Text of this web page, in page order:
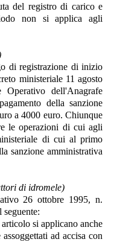
del registro di carico e
non si applica agli
di registrazione di inizio
ministeriale 11 agosto
Operativo dell'Anagrafe
della sanzione
a 4000 euro. Chiunque
le operazioni di cui agli
di cui al primo
sanzione amministrativa
di idromele)
26 ottobre 1995, n.
si applicano anche
ad accisa con